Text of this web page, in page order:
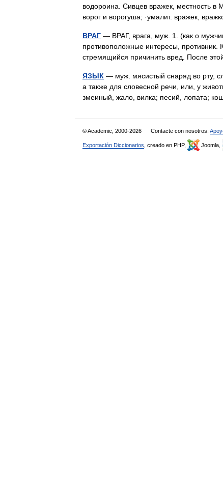
водороина. Сивцев вражек, местность
ворог и ворогуша; ·умалит. вражек,
ВРАГ — ВРАГ, врага, муж. 1. (как о
противоположные интересы, противник.
стремящийся причинить вред. После
ЯЗЫК — муж. мясистый снаряд во рту,
а также для словесной речи, или, у
змеиный, жало, вилка; песий, лопата;
© Academic, 2000-2026 Contacte con nosotros:
Exportación Diccionarios , creado en PHP, Joomla,